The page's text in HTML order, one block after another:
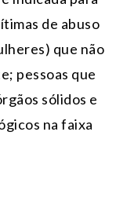
de abuso
que não
pessoas que
sólidos e
na faixa